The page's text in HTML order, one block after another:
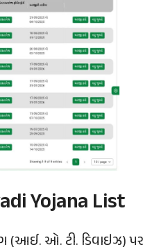
Yojana List
(આઈ. ઓ. ટી. ડિવાઇઝ) પર